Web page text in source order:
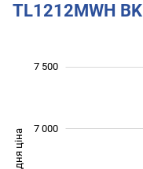
TL1212MWH BK
7 500
7 000